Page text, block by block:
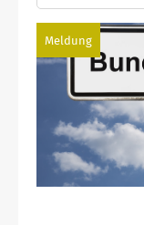
Meldung